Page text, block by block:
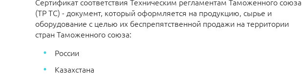
(ТР ТС) - документ, который оформляется на продукцию, сырье и
оборудование с целью их беспрепятственной продажи на территории
стран Таможенного союза:
России
Казахстана